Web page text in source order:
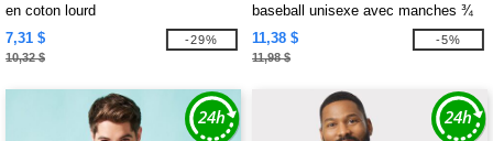
en coton lourd
7,31 $
10,32 $
-29%
baseball unisexe avec manches ¾
11,38 $
11,98 $
-5%